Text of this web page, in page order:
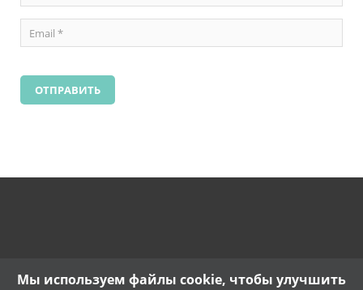
Мы используем файлы cookie, чтобы улучшить